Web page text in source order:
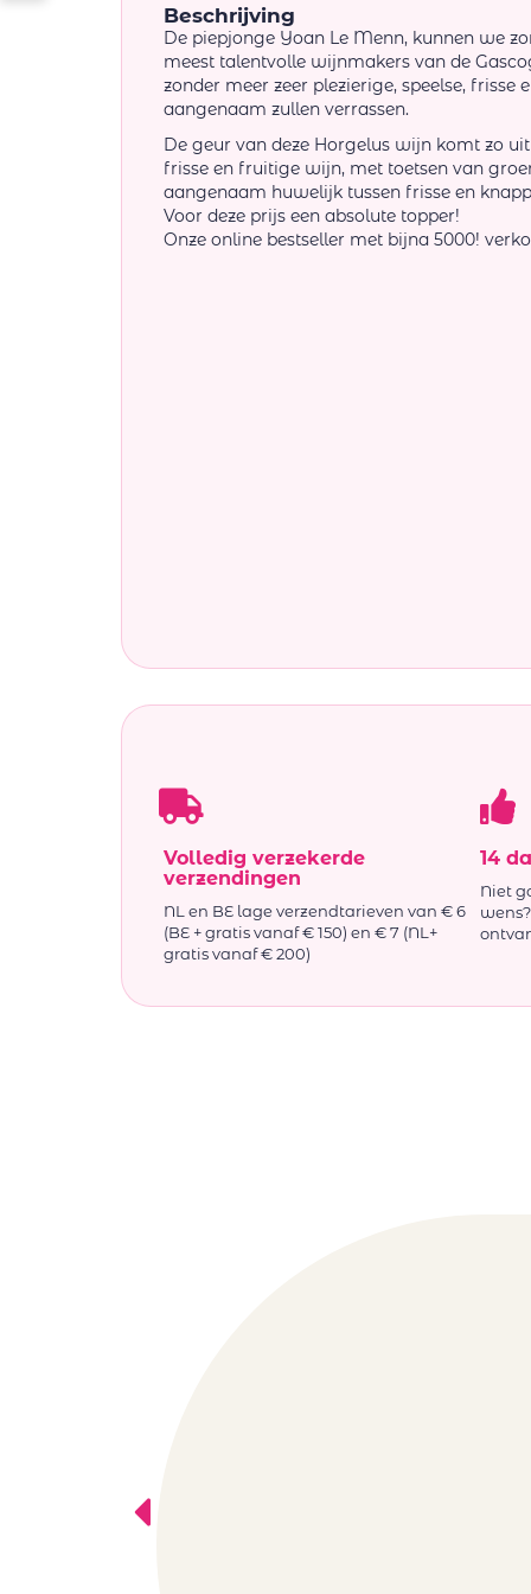
Beschrijving
De piepjonge Yoan Le Menn, kunnen we
meest talentvolle wijnmakers van de
zonder meer zeer plezierige, speelse, frisse
aangenaam zullen verrassen.
De geur van deze Horgelus wijn komt zo
frisse en fruitige wijn, met toetsen van
aangenaam huwelijk tussen frisse en
Voor deze prijs een absolute topper!
Onze online bestseller met bijna 5000!
Volledig verzekerde
verzendingen
NL en BE lage verzendtarieven van € 6
(BE + gratis vanaf € 150) en € 7 (NL+
gratis vanaf € 200)
14
Niet